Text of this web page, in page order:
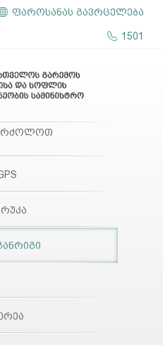
ფაროსანას გავრცელება
1501